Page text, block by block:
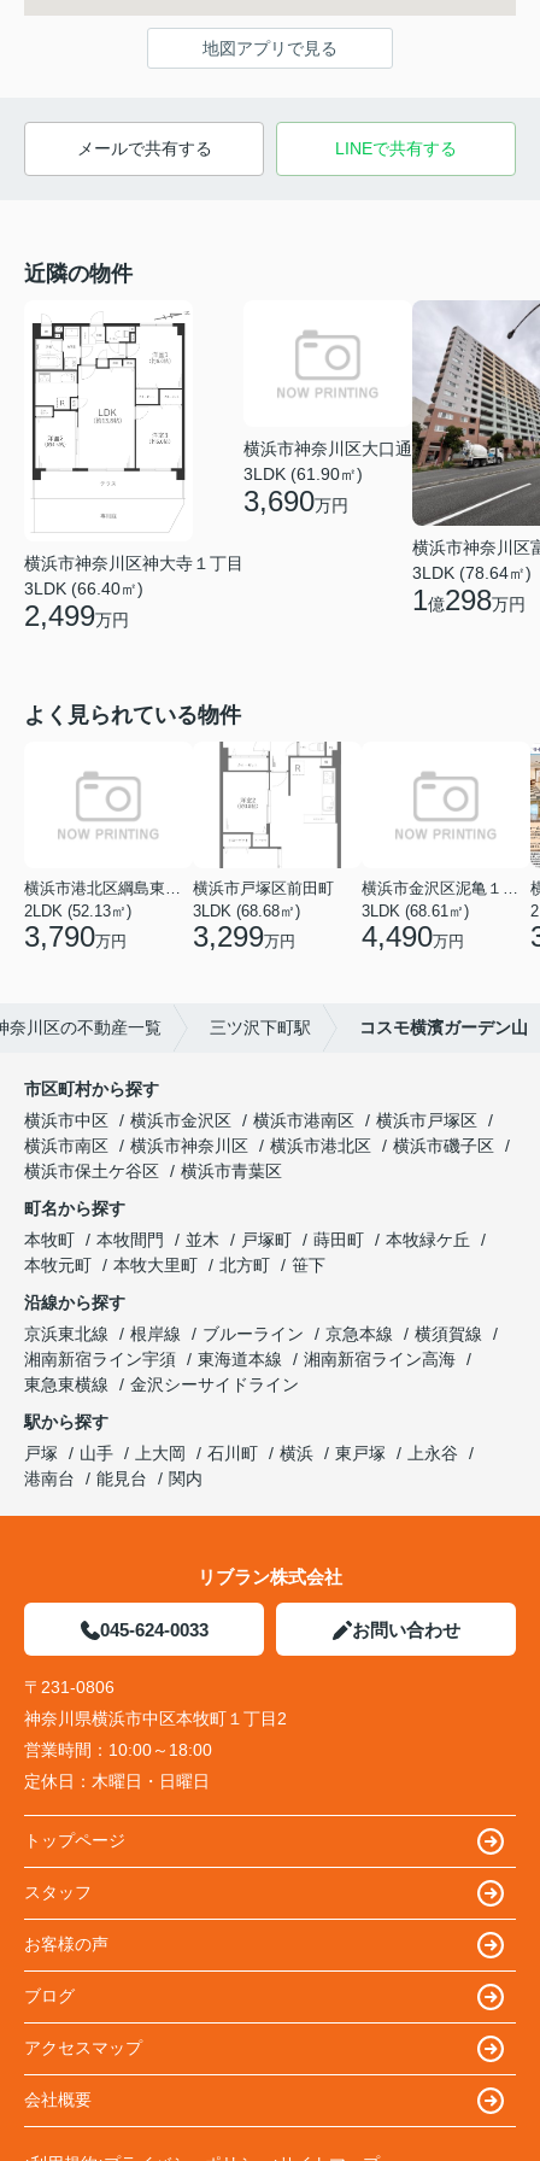
地図アプリで見る
メールで共有する LINEで共有する
近隣の物件
横浜市神奈川区神大寺１丁目
3LDK (66.40㎡)
2,499万円
横浜市神奈川区大口通
3LDK (61.90㎡)
3,690万円
横浜市神奈川区
3LDK (78.64㎡)
1億298万円
よく見られている物件
2LDK (52.13㎡)
3,790万円
横浜市戸塚区前田町
3LDK (68.68㎡)
3,299万円
3LDK (68.61㎡)
4,490万円
奈川区の不動産一覧 三ツ沢下町駅 コスモ横濱ガーデン山
市区町村から探す
横浜市中区
横浜市金沢区 横浜市港南区
横浜市戸塚区
横浜市南区
横浜市神奈川区 横浜市港北区
横浜市磯子区
横浜市保土ケ谷区
横浜市青葉区
町名から探す
本牧町
本牧間門 並木 戸塚町 蒔田町
本牧緑ケ丘
本牧元町
本牧大里町 北方町
笹下
沿線から探す
京浜東北線
根岸線 ブルーライン 京急本線
横須賀線
湘南新宿ライン宇須
東海道本線
湘南新宿ライン高海
東急東横線
金沢シーサイドライン
駅から探す
戸塚
山手 上大岡 石川町 横浜 東戸塚
上永谷
港南台
能見台 関内
リブラン株式会社
045-624-0033 お問い合わせ
〒231-0806
神奈川県横浜市中区本牧町１丁目2
営業時間： 10:00～18:00
定休日： 木曜日・日曜日
トップページ
スタッフ
お客様の声
ブログ
アクセスマップ
会社概要